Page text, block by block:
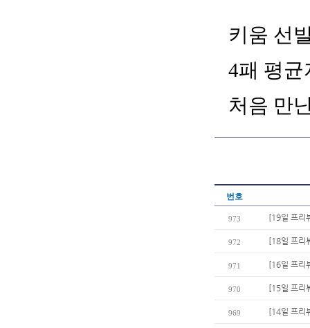
키움 선
4패 평균
처음 만
번호
973 [19일 프리
972 [18일 프리
971 [16일 프리
970 [15일 프리
969 [14일 프리